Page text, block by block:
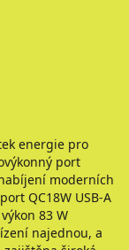
energie pro
port
moderních
QC18W USB‑A
83 W
najednou, a